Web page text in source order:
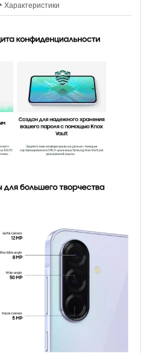
Характеристики